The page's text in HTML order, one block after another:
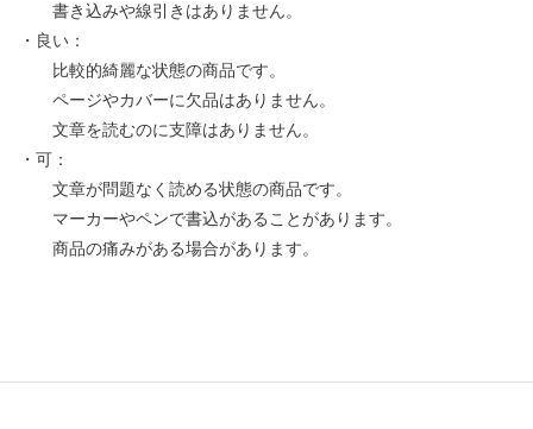
書き込みや線引きはありません。
・良い：
比較的綺麗な状態の商品です。
ページやカバーに欠品はありません。
文章を読むのに支障はありません。
・可：
文章が問題なく読める状態の商品です。
マーカーやペンで書込があることがあります。
商品の痛みがある場合があります。